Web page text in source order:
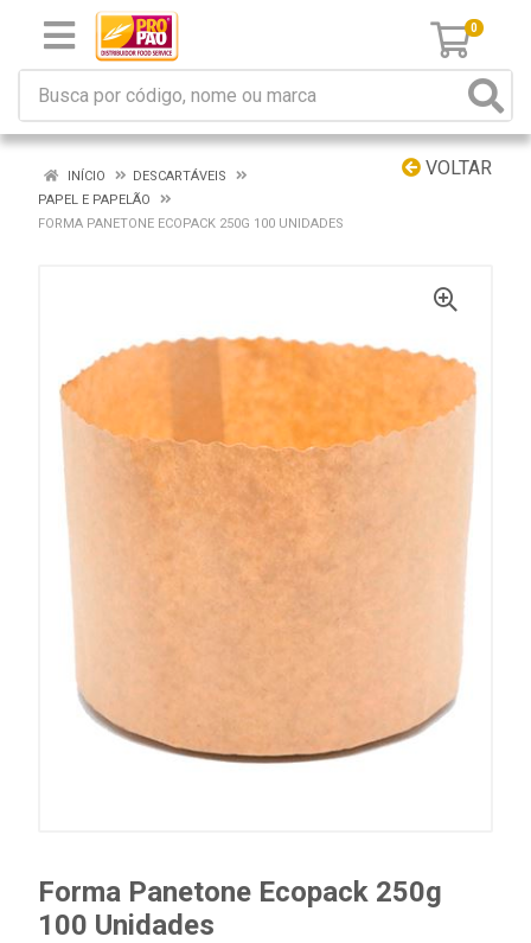
0
VOLTAR
INÍCIO
DESCARTÁVEIS
PAPEL E PAPELÃO
FORMA PANETONE ECOPACK 250G 100 UNIDADES
Forma Panetone Ecopack 250g
100 Unidades